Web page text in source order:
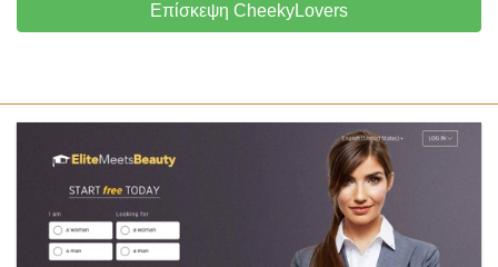
Επίσκεψη CheekyLovers